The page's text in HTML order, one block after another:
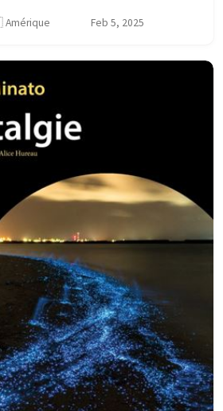
déjà long sur ce que...
Feb 5, 2025